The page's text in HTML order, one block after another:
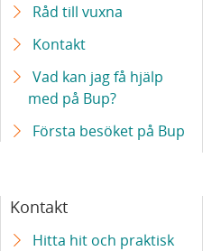
Råd till vuxna
Kontakt
Vad kan jag få hjälp
med på Bup?
Första besöket på Bup
Kontakt
Hitta hit och praktisk